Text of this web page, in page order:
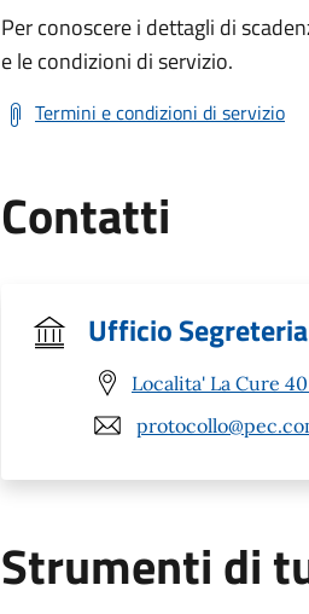
Per conoscere i dettagli di
e le condizioni di servizio.
Termini e condizioni di servizio
Contatti
Ufficio Segreteria
Localita' La Cure
Strumenti di